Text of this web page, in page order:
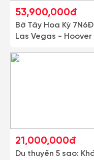
53,900,000đ
Bờ Tây Hoa Kỳ
Las Vegas - Hoover
21,000,000đ
Du thuyền 5 sao: